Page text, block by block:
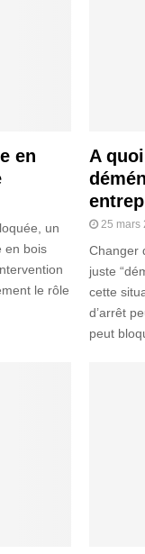
en
un
en bois
le rôle
A
25 mars
Changer
juste
cette
d’arrêt
peut